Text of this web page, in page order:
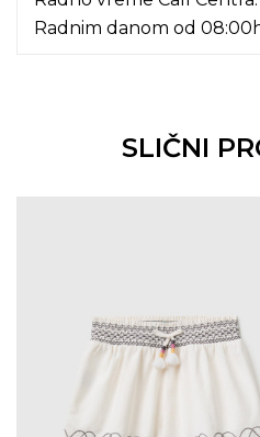
Radnim danom od
SLIČNI